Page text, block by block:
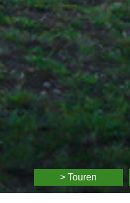
> Touren